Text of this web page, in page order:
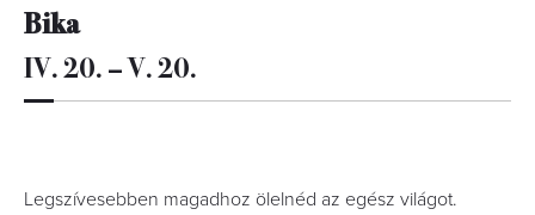
Bika
IV. 20. – V. 20.
Legszívesebben magadhoz ölelnéd az egész világot.